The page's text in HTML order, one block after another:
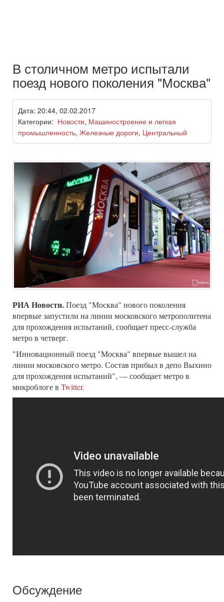
В столичном метро испытали
поезд нового поколения "Москва"
Дата: 20:44, 02.02.2017
Категории: Новости, Машиностроение и легкая
промышленность, Железные дороги, Центральный
РИА Новости.Поезд "Москва" нового поколения
впервые запустили на линии московского метрополитена
для прохождения испытаний, сообщает пресс-служба
метро в четверг.
"Инновационный поезд "Москва" впервые вышел на
линии московского метро. Состав прибыл в депо Выхино
для прохождения испытаний", — сообщает метро в
микроблоге в Twitter.
Обсуждение